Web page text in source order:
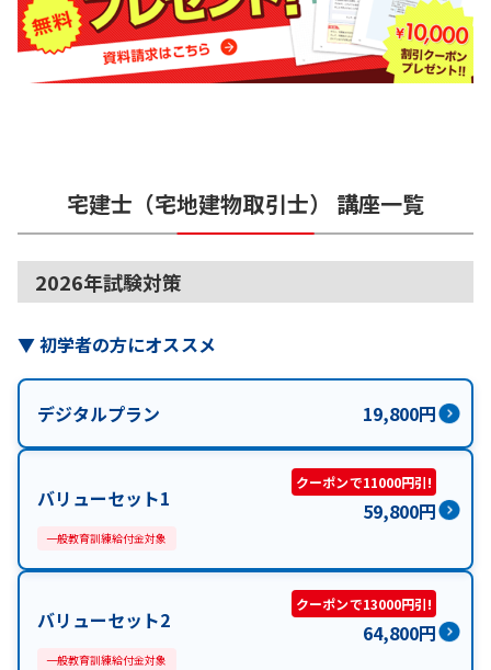
宅建士（宅地建物取引士） 講座一覧
2026年試験対策
▼初学者の方にオススメ
デジタルプラン 19,800円
バリューセット1
クーポンで11000円引!
59,800円
一般教育訓練給付金対象
バリューセット2
クーポンで13000円引!
64,800円
一般教育訓練給付金対象